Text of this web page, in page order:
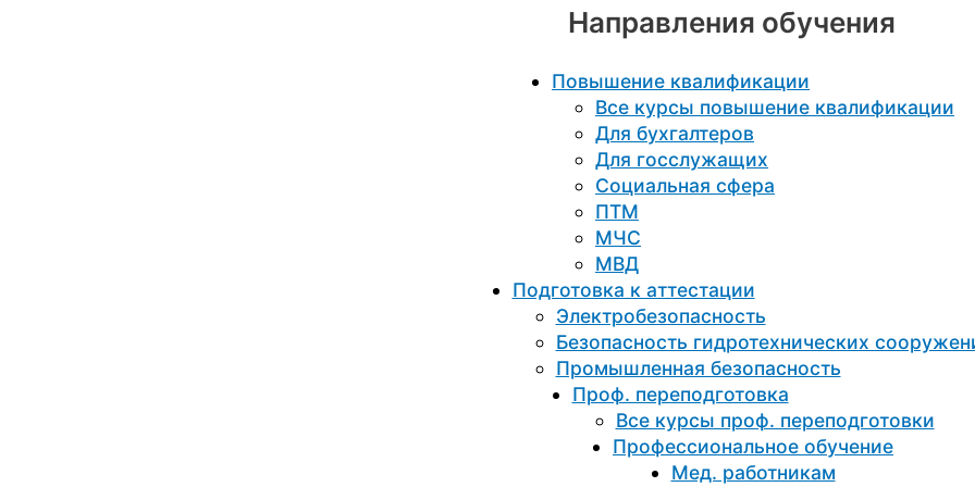
Направления обучения
Повышение квалификации
Все курсы повышение квалификации
Для бухгалтеров
Для госслужащих
Социальная сфера
ПТМ
МЧС
МВД
Подготовка к aттестации
Электробезопасность
Безопасность гидротехнических
Промышленная безопасность
Проф. переподготовка
Все курсы проф. переподготовки
Профессиональное обучение
Мед. работникам